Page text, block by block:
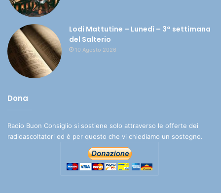
Lodi Mattutine – Lunedì – 3° settimana
del Salterio
10 Agosto 2026
Dona
Radio Buon Consiglio si sostiene solo attraverso le offerte dei
radioascoltatori ed è per questo che vi chiediamo un sostegno.